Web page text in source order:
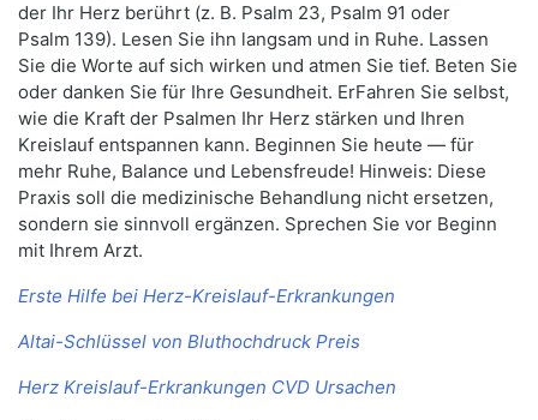
der Ihr Herz berührt (z. B. Psalm 23, Psalm 91 oder
Psalm 139). Lesen Sie ihn langsam und in Ruhe. Lassen
Sie die Worte auf sich wirken und atmen Sie tief. Beten Sie
oder danken Sie für Ihre Gesundheit. ErFahren Sie selbst,
wie die Kraft der Psalmen Ihr Herz stärken und Ihren
Kreislauf entspannen kann. Beginnen Sie heute — für
mehr Ruhe, Balance und Lebensfreude! Hinweis: Diese
Praxis soll die medizinische Behandlung nicht ersetzen,
sondern sie sinnvoll ergänzen. Sprechen Sie vor Beginn
mit Ihrem Arzt.
Erste Hilfe bei Herz-Kreislauf-Erkrankungen
Altai-Schlüssel von Bluthochdruck Preis
Herz Kreislauf-Erkrankungen CVD Ursachen